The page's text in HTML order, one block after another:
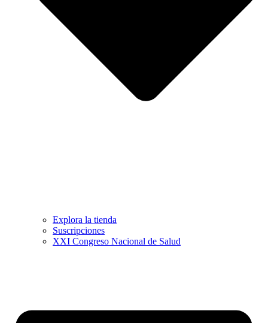
Explora la tienda
Suscripciones
XXI Congreso Nacional de Salud